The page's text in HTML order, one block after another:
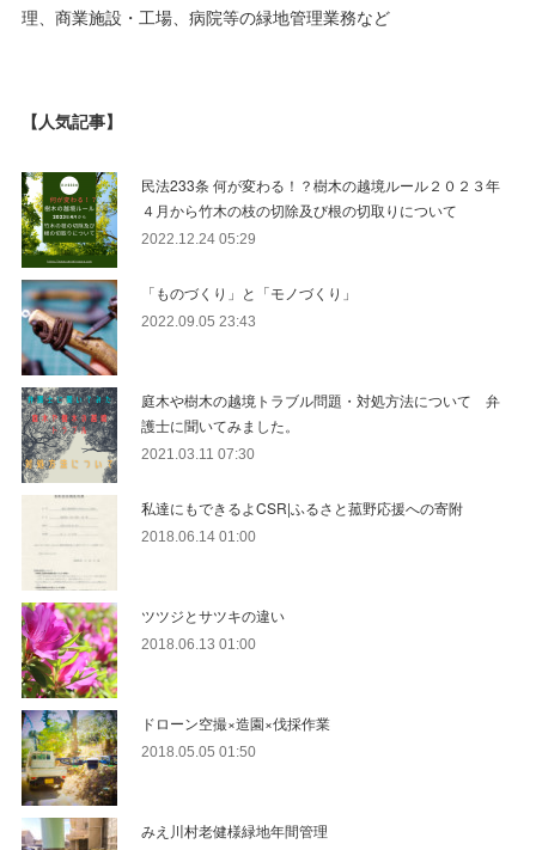
理、商業施設・工場、病院等の緑地管理業務など
【人気記事】
民法233条 何が変わる！？樹木の越境ルール２０２３年
４月から竹木の枝の切除及び根の切取りについて
2022.12.24 05:29
「ものづくり」と「モノづくり」
2022.09.05 23:43
庭木や樹木の越境トラブル問題・対処方法について 弁
護士に聞いてみました。
2021.03.11 07:30
私達にもできるよCSR|ふるさと菰野応援への寄附
2018.06.14 01:00
ツツジとサツキの違い
2018.06.13 01:00
ドローン空撮×造園×伐採作業
2018.05.05 01:50
みえ川村老健様緑地年間管理